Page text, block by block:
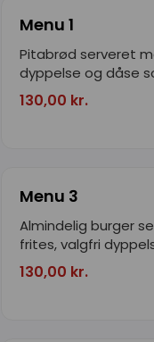
Menu 1
Pitabrød serveret
dyppelse og dåse
130,00 kr.
Menu 3
Almindelig burger
frites, valgfri
130,00 kr.